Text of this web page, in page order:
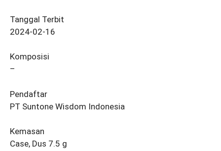
Tanggal Terbit
2024-02-16
Komposisi
–
Pendaftar
PT Suntone Wisdom Indonesia
Kemasan
Case, Dus 7.5 g